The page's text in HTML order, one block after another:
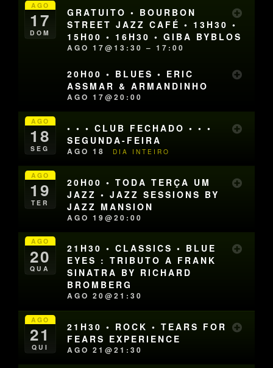
AGO
17
DOM
GRATUITO • BOURBON
STREET JAZZ CAFÉ • 13H30 •
15H00 • 16H30 • GIBA BYBLOS
AGO 17@13:30 – 17:00
20H00 • BLUES • ERIC
ASSMAR & ARMANDINHO
AGO 17@20:00
AGO
18
SEG
• • • CLUB FECHADO • • •
SEGUNDA-FEIRA
AGO 18 DIA INTEIRO
AGO
19
TER
20H00 • TODA TERÇA UM
JAZZ • JAZZ SESSIONS BY
JAZZ MANSION
AGO 19@20:00
AGO
20
QUA
21H30 • CLASSICS • BLUE
EYES : TRIBUTO A FRANK
SINATRA BY RICHARD
BROMBERG
AGO 20@21:30
AGO
21
QUI
21H30 • ROCK • TEARS FOR
FEARS EXPERIENCE
AGO 21@21:30